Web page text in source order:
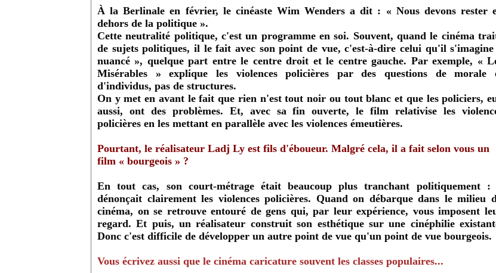
À la Berlinale en février, le cinéaste Wim Wenders a dit : « Nous devons rester
dehors de la politique ».
Cette neutralité politique, c'est un programme en soi. Souvent, quand le cinéma
de sujets politiques, il le fait avec son point de vue, c'est-à-dire celui qu'il
nuancé », quelque part entre le centre droit et le centre gauche. Par exemple, «
Misérables » explique les violences policières par des questions de morale
d'individus, pas de structures.
On y met en avant le fait que rien n'est tout noir ou tout blanc et que les policiers,
aussi, ont des problèmes. Et, avec sa fin ouverte, le film relativise les
policières en les mettant en parallèle avec les violences émeutières.
Pourtant, le réalisateur Ladj Ly est fils d'éboueur. Malgré cela, il a fait selon vous un
film « bourgeois » ?
En tout cas, son court-métrage était beaucoup plus tranchant politiquement
dénonçait clairement les violences policières. Quand on débarque dans le milieu
cinéma, on se retrouve entouré de gens qui, par leur expérience, vous imposent
regard. Et puis, un réalisateur construit son esthétique sur une cinéphilie
Donc c'est difficile de développer un autre point de vue qu'un point de vue bourgeois.
Vous écrivez aussi que le cinéma caricature souvent les classes populaires...